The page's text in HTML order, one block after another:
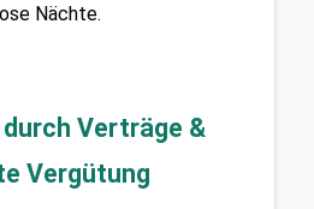
Nächte.
Verträge &
Vergütung